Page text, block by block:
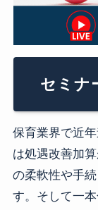
セミナ
保育業界で近
は処遇改善加
の柔軟性や手
す。そして一